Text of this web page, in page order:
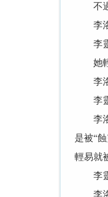
不過
李洛
李靈
她輕
李洛
李靈
李洛
是被“
輕易就
李靈
李洛